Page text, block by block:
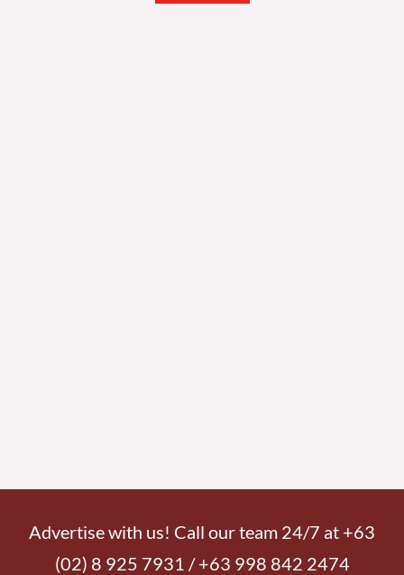
Advertise with us! Call our team 24/7 at +63
(02) 8 925 7931 / +63 998 842 2474